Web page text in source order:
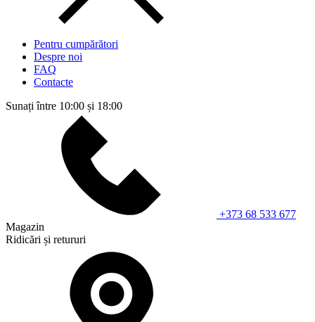
Pentru cumpărători
Despre noi
FAQ
Contacte
Sunați între 10:00 și 18:00
+373 68 533 677
Magazin
Ridicări și retururi